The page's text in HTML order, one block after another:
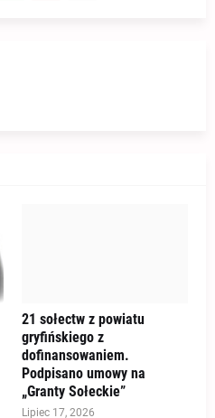
21 sołectw z powiatu
gryfińskiego z
dofinansowaniem.
Podpisano umowy na
„Granty Sołeckie”
Lipiec 17, 2026